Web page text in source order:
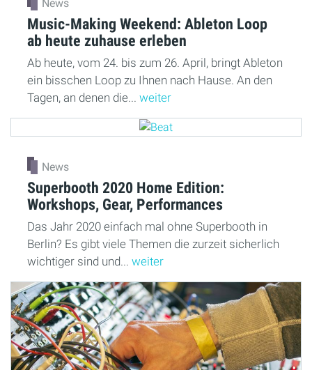
News
Music-Making Weekend: Ableton Loop
ab heute zuhause erleben
Ab heute, vom 24. bis zum 26. April, bringt Ableton
ein bisschen Loop zu Ihnen nach Hause. An den
Tagen, an denen die... weiter
News
Superbooth 2020 Home Edition:
Workshops, Gear, Performances
Das Jahr 2020 einfach mal ohne Superbooth in
Berlin? Es gibt viele Themen die zurzeit sicherlich
wichtiger sind und... weiter